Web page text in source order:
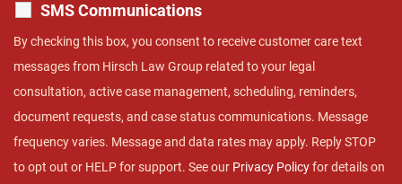
SMS Communications
By checking this box, you consent to receive customer care text
messages from Hirsch Law Group related to your legal
consultation, active case management, scheduling, reminders,
document requests, and case status communications. Message
frequency varies. Message and data rates may apply. Reply STOP
to opt out or HELP for support. See our Privacy Policyfor details on